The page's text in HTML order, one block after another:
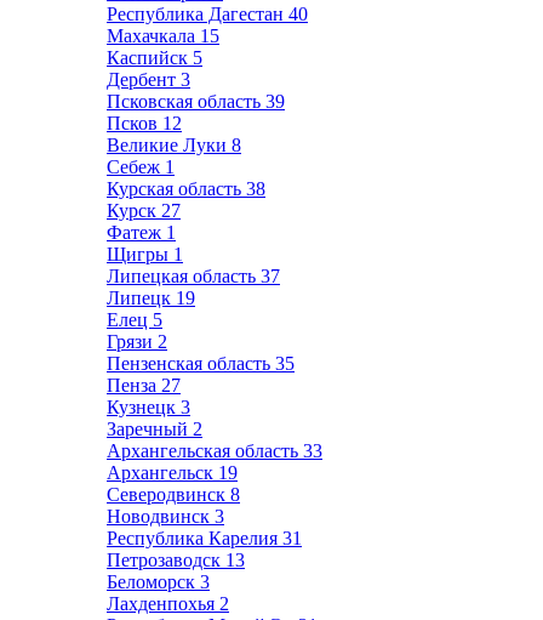
Республика Дагестан 40
Махачкала 15
Каспийск 5
Дербент 3
Псковская область 39
Псков 12
Великие Луки 8
Себеж 1
Курская область 38
Курск 27
Фатеж 1
Щигры 1
Липецкая область 37
Липецк 19
Елец 5
Грязи 2
Пензенская область 35
Пенза 27
Кузнецк 3
Заречный 2
Архангельская область 33
Архангельск 19
Северодвинск 8
Новодвинск 3
Республика Карелия 31
Петрозаводск 13
Беломорск 3
Лахденпохья 2